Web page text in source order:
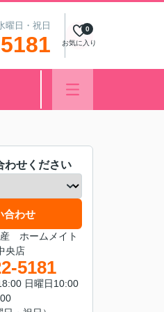
曜日・祝日
お気に入り
0
わせください
合わせ
ホームメイト
央店
5181
日曜日10:00